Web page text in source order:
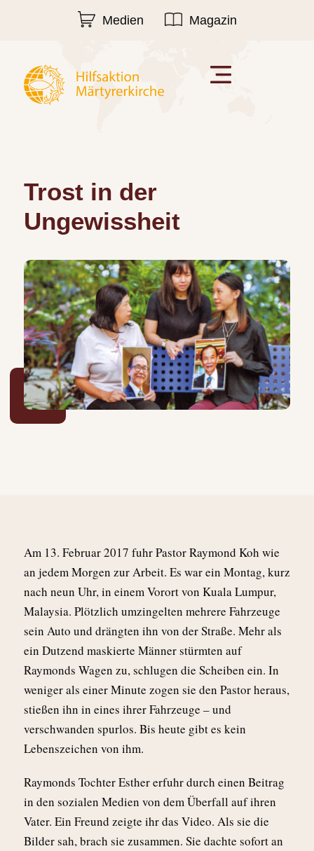
Medien Magazin
Trost in der
Ungewissheit
Am 13. Februar 2017 fuhr Pastor Raymond Koh wie
an jedem Morgen zur Arbeit. Es war ein Montag, kurz
nach neun Uhr, in einem Vorort von Kuala Lumpur,
Malaysia. Plötzlich umzingelten mehrere Fahrzeuge
sein Auto und drängten ihn von der Straße. Mehr als
ein Dutzend maskierte Männer stürmten auf
Raymonds Wagen zu, schlugen die Scheiben ein. In
weniger als einer Minute zogen sie den Pastor heraus,
stießen ihn in eines ihrer Fahrzeuge – und
verschwanden spurlos. Bis heute gibt es kein
Lebenszeichen von ihm.
Raymonds Tochter Esther erfuhr durch einen Beitrag
in den sozialen Medien von dem Überfall auf ihren
Vater. Ein Freund zeigte ihr das Video. Als sie die
Bilder sah, brach sie zusammen. Sie dachte sofort an